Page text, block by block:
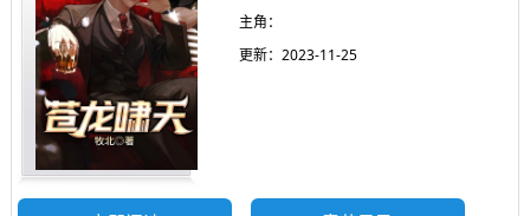
主角：
更新：2023-11-25